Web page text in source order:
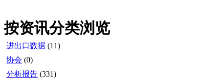
按资讯分类浏览
进出口数据 (11)
协会 (0)
分析报告 (331)